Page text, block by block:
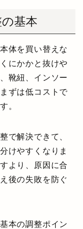
基本
体を買い替えな
にかかと抜けや
靴紐、インソー
ずは低コストで
。
で解決できて、
けやすくなりま
より、原因に合
後の失敗を防ぐ
本の調整ポイン